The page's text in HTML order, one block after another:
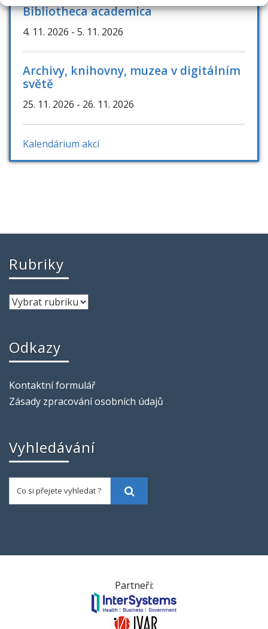
Bibliotheca academica
4. 11. 2026 - 5. 11. 2026
Archivy, knihovny, muzea v digitálním
světě
25. 11. 2026 - 26. 11. 2026
Kalendárium akcí
Rubriky
Odkazy
Kontaktní formulář
Zásady zpracování osobních údajů
Vyhledávání
Partneři: